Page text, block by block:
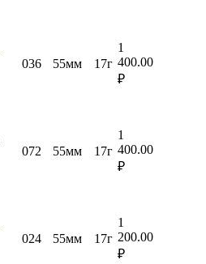
036 55мм 17г
1
400.00
₽
072 55мм 17г
1
400.00
₽
024 55мм 17г
1
200.00
₽